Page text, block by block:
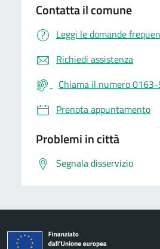
Contatta il comune
Leggi le domande
Richiedi assistenza
Chiama il numero
Prenota appuntamento
Problemi in città
Segnala disservizio